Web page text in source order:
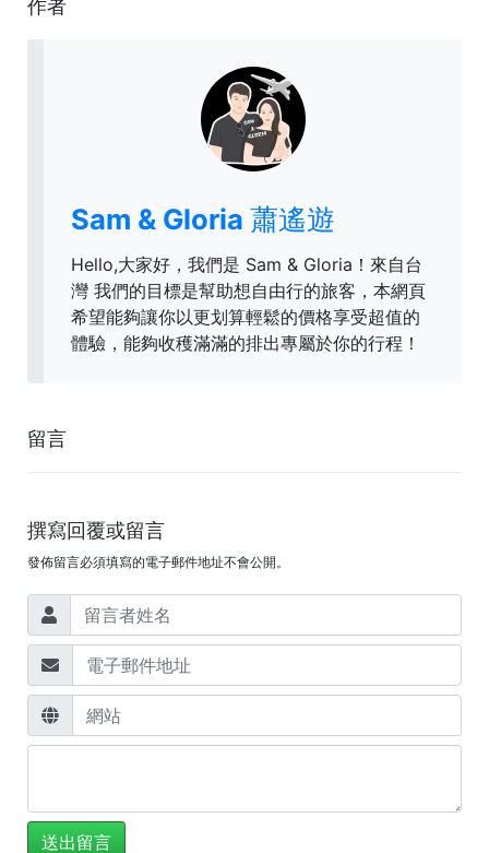
作者
Sam & Gloria 蕭遙遊
Hello,大家好，我們是 Sam & Gloria！來自台
灣 我們的目標是幫助想自由行的旅客，本網頁
希望能夠讓你以更划算輕鬆的價格享受超值的
體驗，能夠收穫滿滿的排出專屬於你的行程！
留言
撰寫回覆或留言
發佈留言必須填寫的電子郵件地址不會公開。